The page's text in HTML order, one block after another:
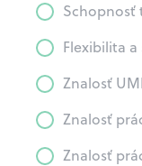
Schopnosť
Flexibilita
Znalosť
Znalosť
Znalosť